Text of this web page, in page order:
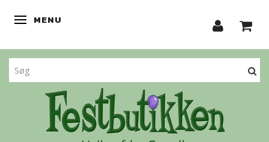
SKIFTE NAVIGATION
MENU